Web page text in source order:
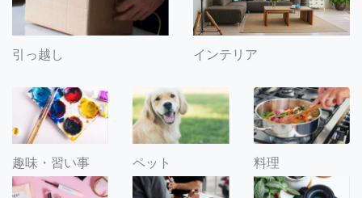
引っ越し インテリア
趣味・習い事 ペット 料理